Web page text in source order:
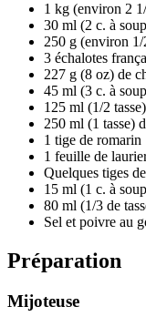
1 kg (environ 2
30 ml (2 c. à
250 g (environ
3 échalotes
227 g (8 oz) de
45 ml (3 c. à
125 ml (1/2
250 ml (1 tasse)
1 tige de romarin
1 feuille de
Quelques tiges
15 ml (1 c. à
80 ml (1/3 de
Sel et poivre au
Préparation
Mijoteuse